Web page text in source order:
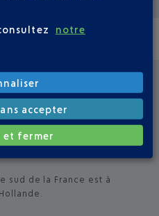
POSÉES
vol Nice-
sud de la France est à
notre
accepter
et fermer